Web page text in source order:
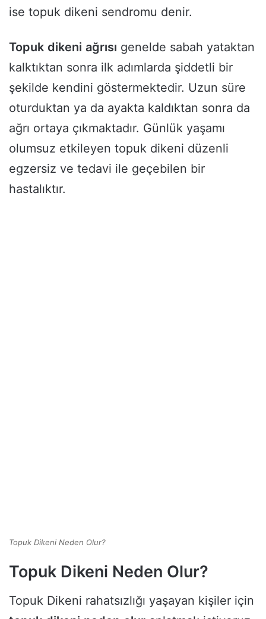
ise topuk dikeni sendromu denir.
Topuk dikeni ağrısı genelde sabah yataktan
kalktıktan sonra ilk adımlarda şiddetli bir
şekilde kendini göstermektedir. Uzun süre
oturduktan ya da ayakta kaldıktan sonra da
ağrı ortaya çıkmaktadır. Günlük yaşamı
olumsuz etkileyen topuk dikeni düzenli
egzersiz ve tedavi ile geçebilen bir
hastalıktır.
Topuk Dikeni Neden Olur?
Topuk Dikeni Neden Olur?
Topuk Dikeni rahatsızlığı yaşayan kişiler için